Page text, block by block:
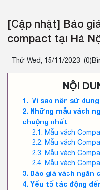
[Cập nhật] Báo
compact tại Hà
Thứ Wed, 15/11/2023
NỘI
Vì sao nên sử
Những mẫu vách
chuộng nhất
Mẫu vách
Mẫu vách
Mẫu vách
Mẫu vách
Báo giá vách ngăn
Yếu tố tác động